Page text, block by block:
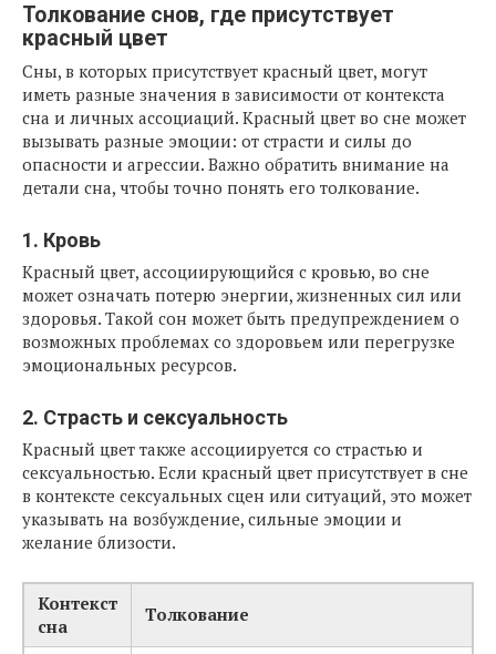
Толкование снов, где присутствует
красный цвет
Сны, в которых присутствует красный цвет, могут
иметь разные значения в зависимости от контекста
сна и личных ассоциаций. Красный цвет во сне может
вызывать разные эмоции: от страсти и силы до
опасности и агрессии. Важно обратить внимание на
детали сна, чтобы точно понять его толкование.
1. Кровь
Красный цвет, ассоциирующийся с кровью, во сне
может означать потерю энергии, жизненных сил или
здоровья. Такой сон может быть предупреждением о
возможных проблемах со здоровьем или перегрузке
эмоциональных ресурсов.
2. Страсть и сексуальность
Красный цвет также ассоциируется со страстью и
сексуальностью. Если красный цвет присутствует в сне
в контексте сексуальных сцен или ситуаций, это может
указывать на возбуждение, сильные эмоции и
желание близости.
Контекст
сна
Толкование